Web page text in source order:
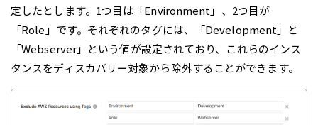
定したとします。1つ目は「Environment」、2つ目が
「Role」です。それぞれのタグには、「Development」と
「Webserver」という値が設定されており、これらのインス
タンスをディスカバリー対象から除外することができます。